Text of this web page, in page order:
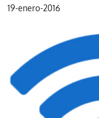
19-enero-2016